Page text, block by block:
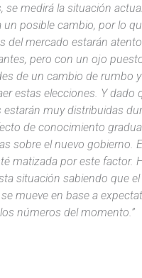
se medirá la situación
un posible cambio, por lo
del mercado estarán
pero con un ojo
de un cambio de rumbo
estas elecciones. Y dado
estarán muy distribuidas
de conocimiento
sobre el nuevo gobierno.
matizada por este factor.
situación sabiendo que el
mueve en base a
números del momento.”